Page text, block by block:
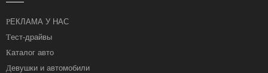
РЕКЛАМА У НАС
Тест-драйвы
Каталог авто
Девушки и автомобили